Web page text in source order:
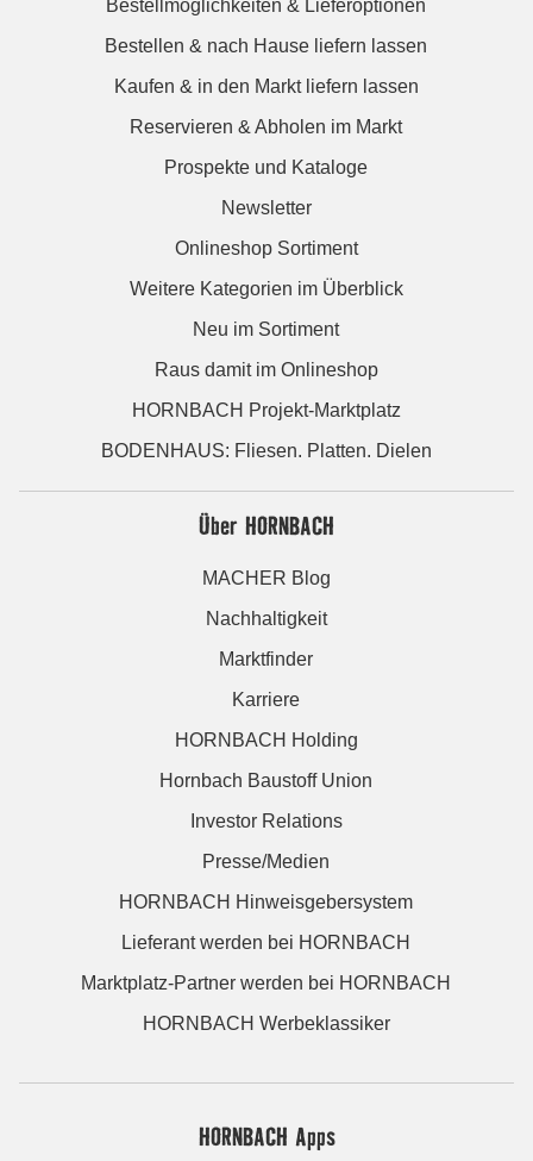
Bestellmöglichkeiten & Lieferoptionen
Bestellen & nach Hause liefern lassen
Kaufen & in den Markt liefern lassen
Reservieren & Abholen im Markt
Prospekte und Kataloge
Newsletter
Onlineshop Sortiment
Weitere Kategorien im Überblick
Neu im Sortiment
Raus damit im Onlineshop
HORNBACH Projekt-Marktplatz
BODENHAUS: Fliesen. Platten. Dielen
Über HORNBACH
MACHER Blog
Nachhaltigkeit
Marktfinder
Karriere
HORNBACH Holding
Hornbach Baustoff Union
Investor Relations
Presse/Medien
HORNBACH Hinweisgebersystem
Lieferant werden bei HORNBACH
Marktplatz-Partner werden bei HORNBACH
HORNBACH Werbeklassiker
HORNBACH Apps